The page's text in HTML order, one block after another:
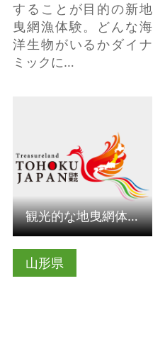
することが目的の新地
曳網漁体験。どんな海
洋生物がいるかダイナ
ミックに…
山形県
観光的な地曳網体験（山形県鶴岡市）